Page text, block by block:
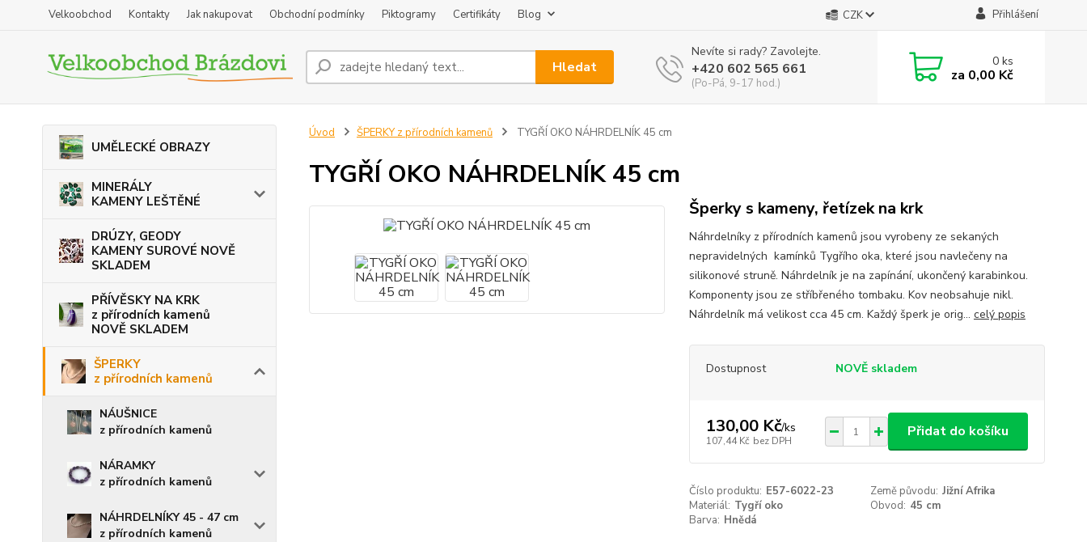
Velkoobchod Kontakty Jak nakupovat Obchodní podmínky Piktogramy Certifikáty Blog CZK Přihlášení
Hledat
Nevíte si rady? Zavolejte.
+420 602 565 661
(Po-Pá, 9-17 hod.)
0ks
za 0,00 Kč
UMĚLECKÉ OBRAZY
MINERÁLY
KAMENY LEŠTĚNÉ
DRÚZY, GEODY
KAMENY SUROVÉ NOVĚ
SKLADEM
PŘÍVĚSKY NA KRK
z přírodních kamenů
NOVĚ SKLADEM
ŠPERKY
z přírodních kamenů
NÁUŠNICE
z přírodních kamenů
NÁRAMKY
z přírodních kamenů
NÁHRDELNÍKY 45 - 47 cm
z přírodních kamenů
Úvod ŠPERKY z přírodních kamenů TYGŘÍ OKO NÁHRDELNÍK 45 cm
TYGŘÍ OKO NÁHRDELNÍK 45 cm
Šperky s kameny, řetízek na krk
Náhrdelníky z přírodních kamenů jsou vyrobeny ze sekaných
nepravidelných kamínků Tygřího oka, které jsou navlečeny na
silikonové struně. Náhrdelník je na zapínání, ukončený karabinkou.
Komponenty jsou ze stříbřeného tombaku. Kov neobsahuje nikl.
Náhrdelník má velikost cca 45 cm. Každý šperk je orig... celý popis
Dostupnost NOVĚ skladem
130,00 Kč/ks
107,44 Kč bez DPH
Přidat do košíku
Číslo produktu: E57-6022-23 Země původu: Jižní Afrika
Materiál: Tygří oko Obvod: 45 cm
Barva: Hnědá